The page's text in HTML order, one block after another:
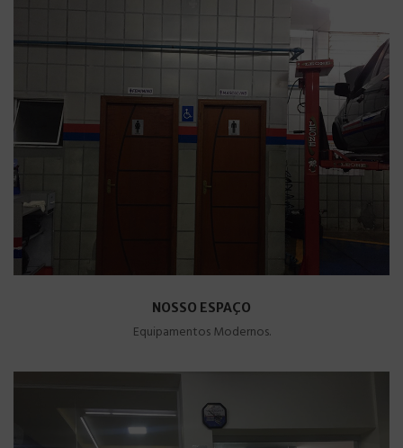
NOSSO ESPAÇO
Equipamentos Modernos.